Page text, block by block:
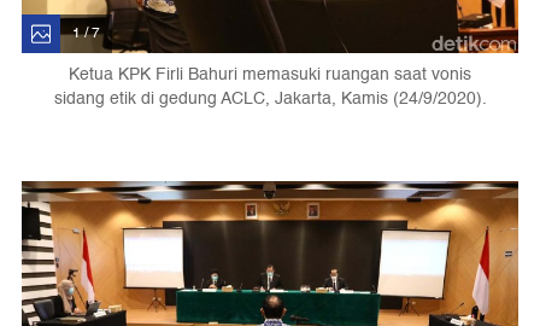
1 / 7
Ketua KPK Firli Bahuri memasuki ruangan saat vonis
sidang etik di gedung ACLC, Jakarta, Kamis (24/9/2020).